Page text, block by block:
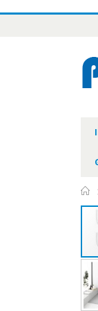
final
la
de